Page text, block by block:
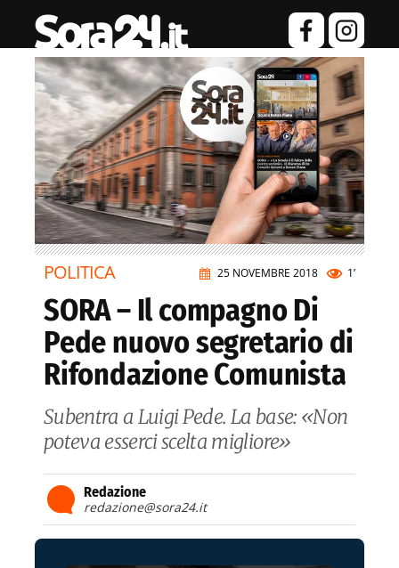
25 NOVEMBRE 2018 1’
POLITICA
SORA – Il compagno Di
Pede nuovo segretario di
Rifondazione Comunista
Subentra a Luigi Pede. La base: «Non
poteva esserci scelta migliore»
Redazione
redazione@sora24.it